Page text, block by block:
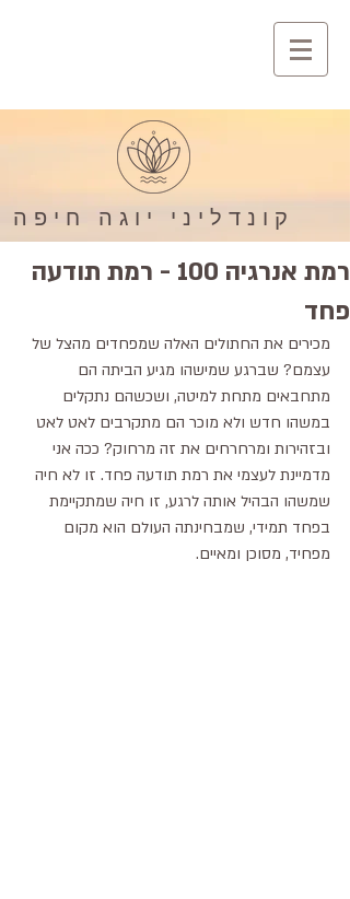
קונדליני יוגה חיפה
רמת אנרגיה 100 - רמת תודעה
פחד
מכירים את החתולים האלה שמפחדים מהצל של
עצמם? שברגע שמישהו מגיע הביתה הם
מתחבאים מתחת למיטה, ושכשהם נתקלים
במשהו חדש ולא מוכר הם מתקרבים לאט לאט
ובזהירות ומרחרחים את זה מרחוק? ככה אני
מדמיינת לעצמי את רמת תודעה פחד. זו לא חיה
שמשהו הבהיל אותה לרגע, זו חיה שמתקיימת
בפחד תמידי, שמבחינתה העולם הוא מקום
מפחיד, מסוכן ומאיים.